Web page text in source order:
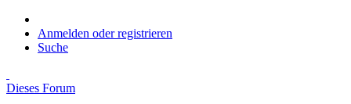
Anmelden oder registrieren
Suche
Dieses Forum